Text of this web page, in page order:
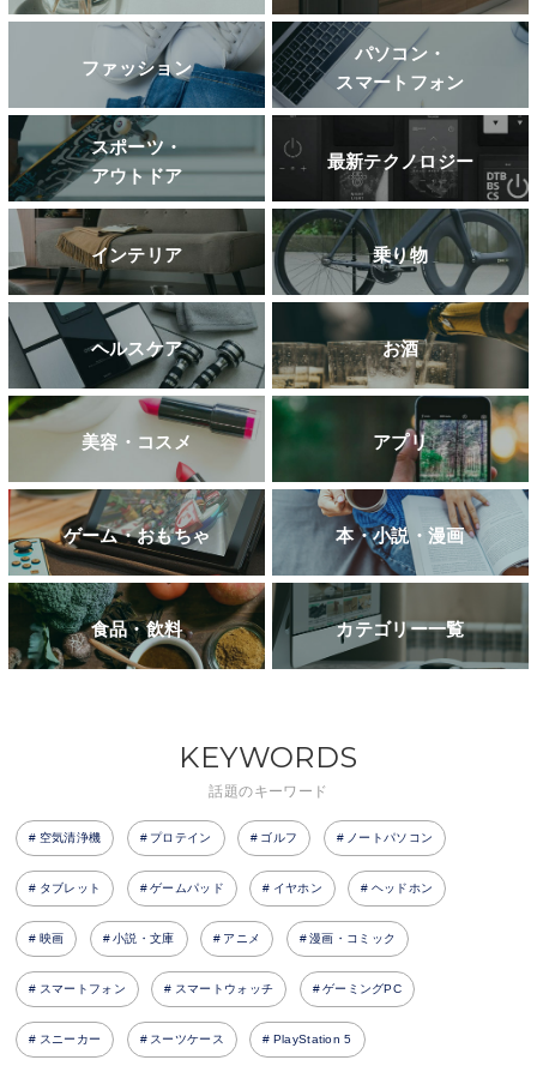
ファッション
パソコン・
スマートフォン
スポーツ・
アウトドア
最新テクノロジー
インテリア 乗り物
ヘルスケア お酒
美容・コスメ アプリ
ゲーム・おもちゃ 本・小説・漫画
食品・飲料 カテゴリー一覧
KEYWORDS
話題のキーワード
空気清浄機 プロテイン ゴルフ ノートパソコン
タブレット ゲームパッド イヤホン ヘッドホン
映画 小説・文庫 アニメ 漫画・コミック
スマートフォン スマートウォッチ ゲーミングPC
スニーカー スーツケース PlayStation 5